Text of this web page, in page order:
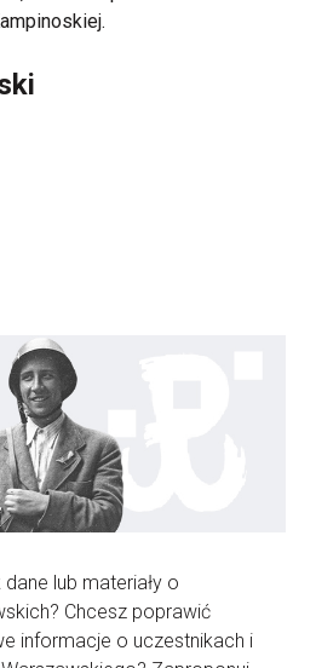
lub materiały o
Chcesz poprawić
informacje o uczestnikach i